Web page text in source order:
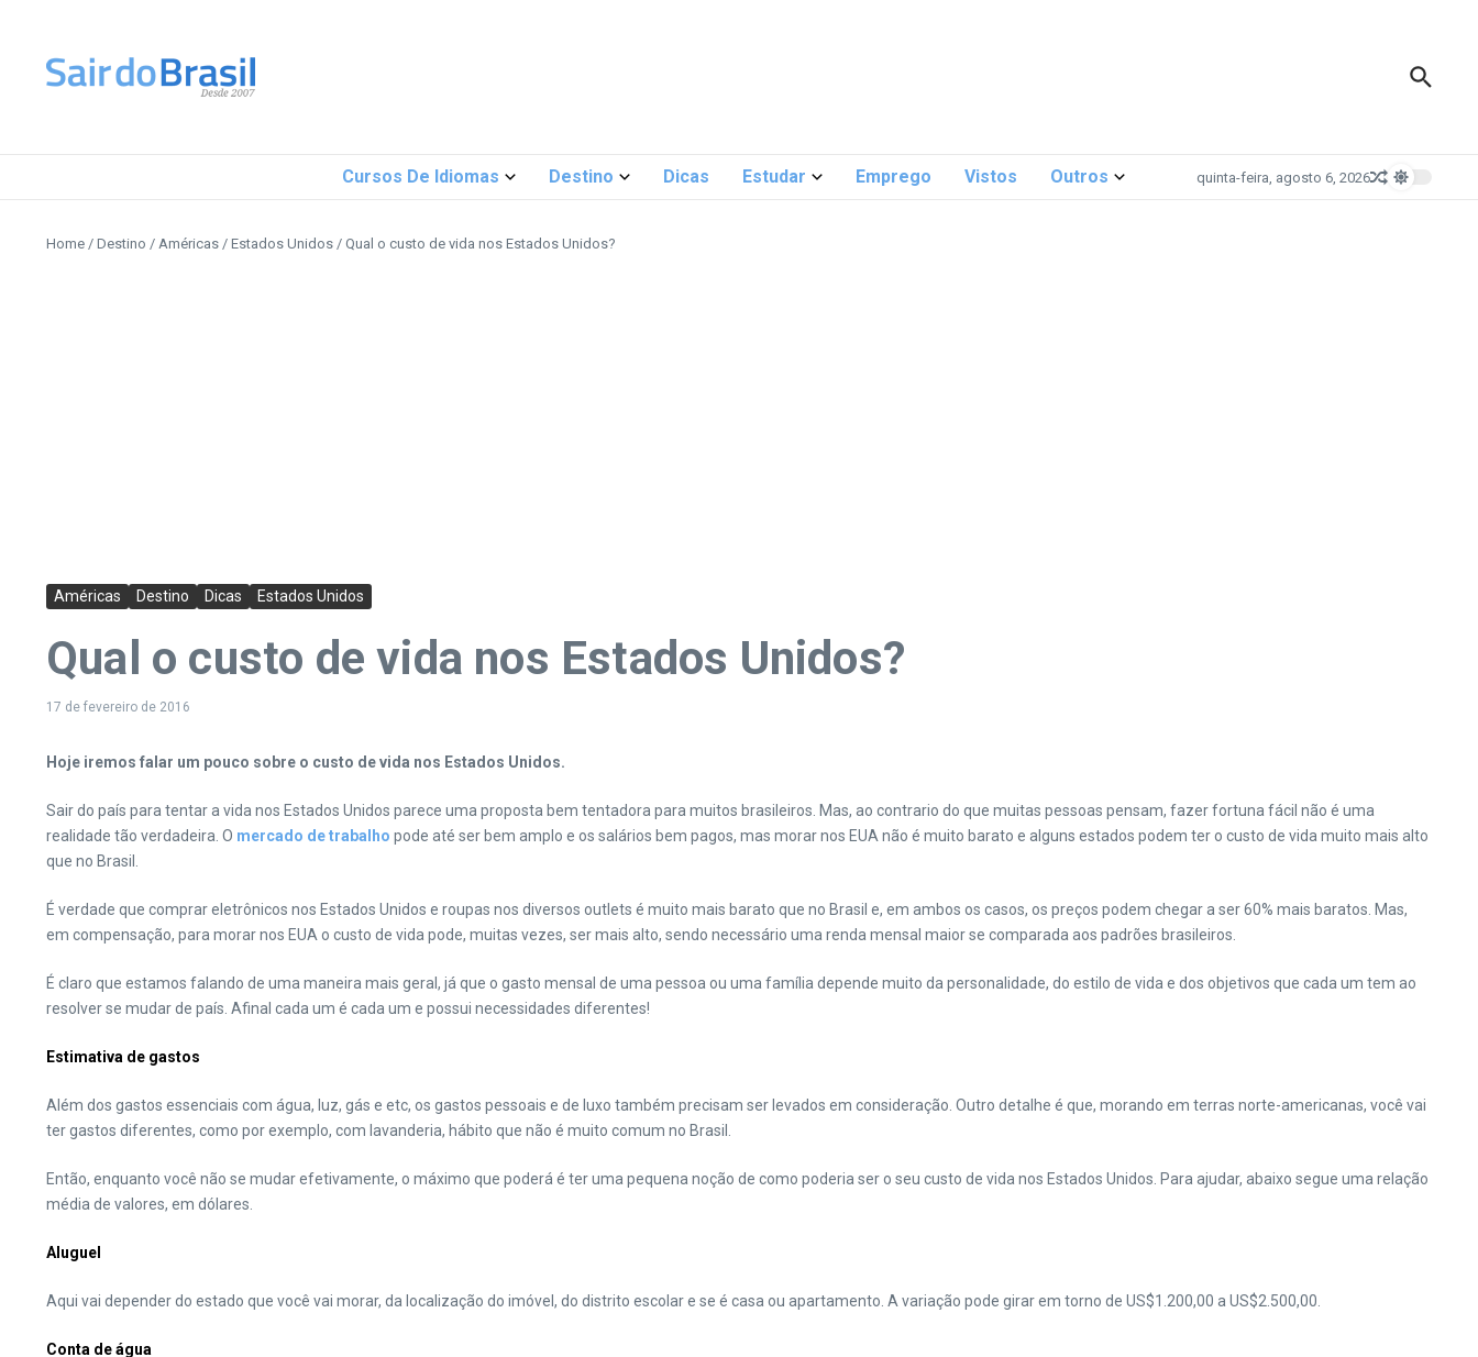
Cursos De Idiomas Destino Dicas Estudar Emprego Vistos Outros quinta-feira, agosto 6, 2026
Home / Destino / Américas / Estados Unidos / Qual o custo de vida nos Estados Unidos?
Américas Destino Dicas Estados Unidos
Qual o custo de vida nos Estados Unidos?
17 de fevereiro de 2016
Hoje iremos falar um pouco sobre o custo de vida nos Estados Unidos.
Sair do país para tentar a vida nos Estados Unidos parece uma proposta bem tentadora para muitos brasileiros. Mas, ao contrario do que muitas pessoas pensam, fazer fortuna fácil não é uma
realidade tão verdadeira. O mercado de trabalho pode até ser bem amplo e os salários bem pagos, mas morar nos EUA não é muito barato e alguns estados podem ter o custo de vida muito mais alto
que no Brasil.
É verdade que comprar eletrônicos nos Estados Unidos e roupas nos diversos outlets é muito mais barato que no Brasil e, em ambos os casos, os preços podem chegar a ser 60% mais baratos. Mas,
em compensação, para morar nos EUA o custo de vida pode, muitas vezes, ser mais alto, sendo necessário uma renda mensal maior se comparada aos padrões brasileiros.
É claro que estamos falando de uma maneira mais geral, já que o gasto mensal de uma pessoa ou uma família depende muito da personalidade, do estilo de vida e dos objetivos que cada um tem ao
resolver se mudar de país. Afinal cada um é cada um e possui necessidades diferentes!
Estimativa de gastos
Além dos gastos essenciais com água, luz, gás e etc, os gastos pessoais e de luxo também precisam ser levados em consideração. Outro detalhe é que, morando em terras norte-americanas, você vai
ter gastos diferentes, como por exemplo, com lavanderia, hábito que não é muito comum no Brasil.
Então, enquanto você não se mudar efetivamente, o máximo que poderá é ter uma pequena noção de como poderia ser o seu custo de vida nos Estados Unidos. Para ajudar, abaixo segue uma relação
média de valores, em dólares.
Aluguel
Aqui vai depender do estado que você vai morar, da localização do imóvel, do distrito escolar e se é casa ou apartamento. A variação pode girar em torno de US$1.200,00 a US$2.500,00.
Conta de água